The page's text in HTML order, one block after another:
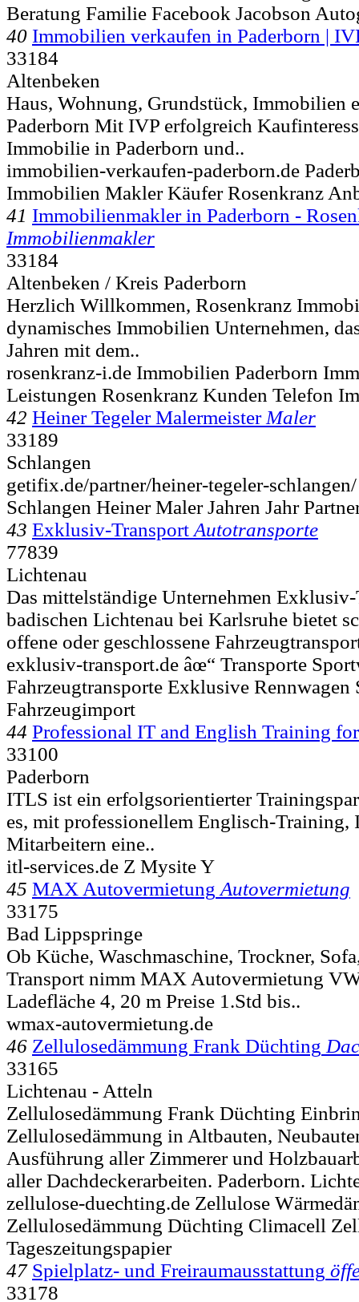
Beratung Familie Facebook Jacobson
40 Immobilien verkaufen in Paderborn |
33184
Altenbeken
Haus, Wohnung, Grundstück, Immobilien
Paderborn Mit IVP erfolgreich
Immobilie in Paderborn und..
immobilien-verkaufen-paderborn.de
Immobilien Makler Käufer Rosenkranz
41 Immobilienmakler in Paderborn -
Immobilienmakler
33184
Altenbeken / Kreis Paderborn
Herzlich Willkommen, Rosenkranz
dynamisches Immobilien Unternehmen,
Jahren mit dem..
rosenkranz-i.de Immobilien Paderborn
Leistungen Rosenkranz Kunden Telefon
42 Heiner Tegeler Malermeister Maler
33189
Schlangen
getifix.de/partner/heiner-tegeler-
Schlangen Heiner Maler Jahren Jahr
43 Exklusiv-Transport Autotransporte
77839
Lichtenau
Das mittelständige Unternehmen Exklusiv-
badischen Lichtenau bei Karlsruhe bietet
offene oder geschlossene
exklusiv-transport.de âœ“ Transporte
Fahrzeugtransporte Exklusive Rennwagen
Fahrzeugimport
44 Professional IT and English Training for
33100
Paderborn
ITLS ist ein erfolgsorientierter
es, mit professionellem Englisch-Training,
Mitarbeitern eine..
itl-services.de Z Mysite Y
45 MAX Autovermietung Autovermietung
33175
Bad Lippspringe
Ob Küche, Waschmaschine, Trockner,
Transport nimm MAX Autovermietung
Ladefläche 4, 20 m Preise 1.Std bis..
wmax-autovermietung.de
46 Zellulosedämmung Frank Düchting
33165
Lichtenau - Atteln
Zellulosedämmung Frank Düchting
Zellulosedämmung in Altbauten,
Ausführung aller Zimmerer und
aller Dachdeckerarbeiten. Paderborn.
zellulose-duechting.de Zellulose
Zellulosedämmung Düchting Climacell
Tageszeitungspapier
47 Spielplatz- und Freiraumausstattung
33178